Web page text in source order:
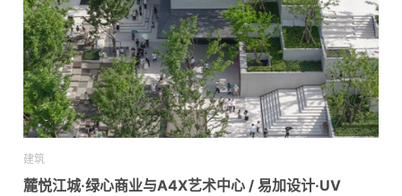
建筑
麓悦江城·绿心商业与A4X艺术中心 / 易加设计·UV